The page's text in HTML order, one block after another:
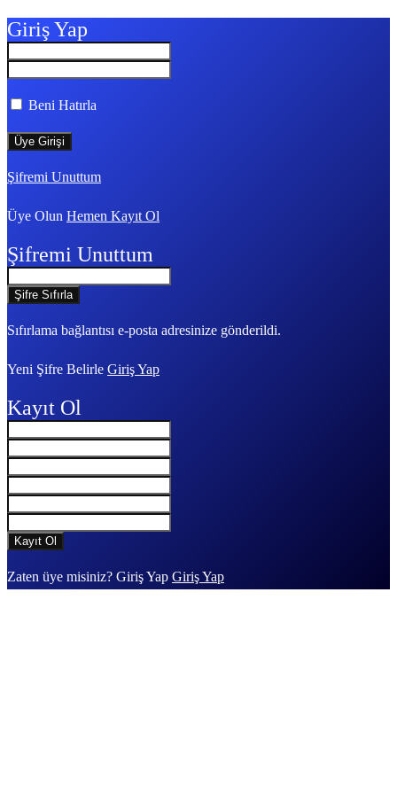
Giriş Yap
Beni Hatırla
Şifremi Unuttum
Üye Olun Hemen Kayıt Ol
Şifremi Unuttum
Sıfırlama bağlantısı e-posta adresinize gönderildi.
Yeni Şifre Belirle Giriş Yap
Kayıt Ol
Zaten üye misiniz? Giriş Yap Giriş Yap